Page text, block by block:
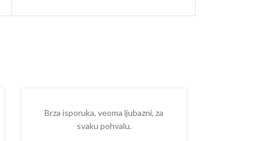
Brza isporuka, veoma ljubazni, za
svaku pohvalu.